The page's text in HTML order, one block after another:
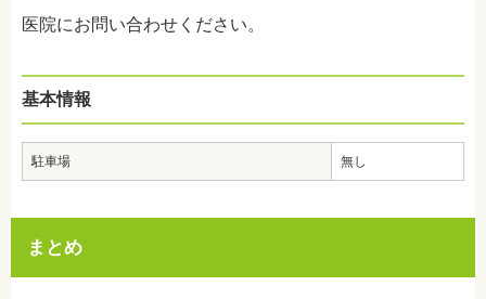
医院にお問い合わせください。
基本情報
駐車場 無し
まとめ